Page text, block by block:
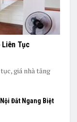
Liên Tục
giá nhà tăng
Đắt Ngang Biệt